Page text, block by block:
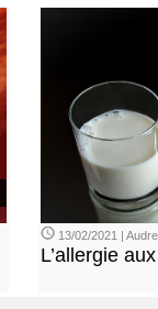
13/02/2021 |
L’allergie